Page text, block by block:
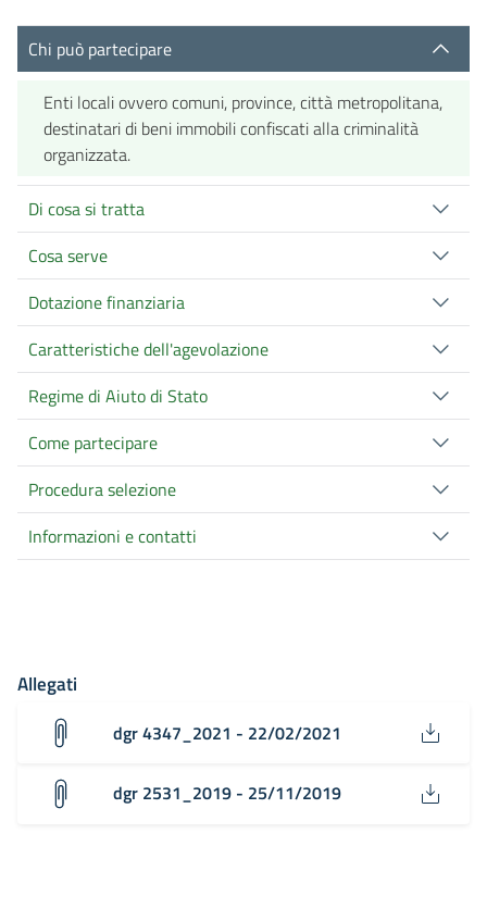
Chi può partecipare
Enti locali ovvero comuni, province, città metropolitana,
destinatari di beni immobili confiscati alla criminalità
organizzata.
Di cosa si tratta
Cosa serve
Dotazione finanziaria
Caratteristiche dell'agevolazione
Regime di Aiuto di Stato
Come partecipare
Procedura selezione
Informazioni e contatti
Allegati
dgr 4347_2021 - 22/02/2021
dgr 2531_2019 - 25/11/2019